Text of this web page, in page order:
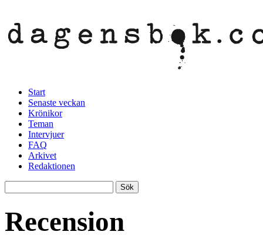
Start
Senaste veckan
Krönikor
Teman
Intervjuer
FAQ
Arkivet
Redaktionen
Recension